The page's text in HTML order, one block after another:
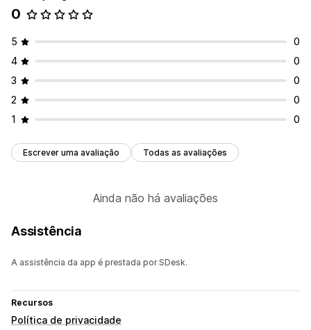
0
5
0
4
0
3
0
2
0
1
0
Escrever uma avaliação Todas as avaliações
Ainda não há avaliações
Assistência
A assistência da app é prestada por SDesk.
Recursos
Política de privacidade